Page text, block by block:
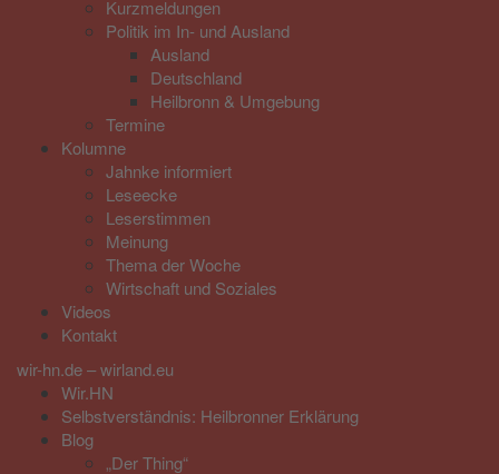
Kurzmeldungen
Politik im In- und Ausland
Ausland
Deutschland
Heilbronn & Umgebung
Termine
Kolumne
Jahnke informiert
Leseecke
Leserstimmen
Meinung
Thema der Woche
Wirtschaft und Soziales
Videos
Kontakt
wir-hn.de – wirland.eu
Wir.HN
Selbstverständnis: Heilbronner Erklärung
Blog
„Der Thing“